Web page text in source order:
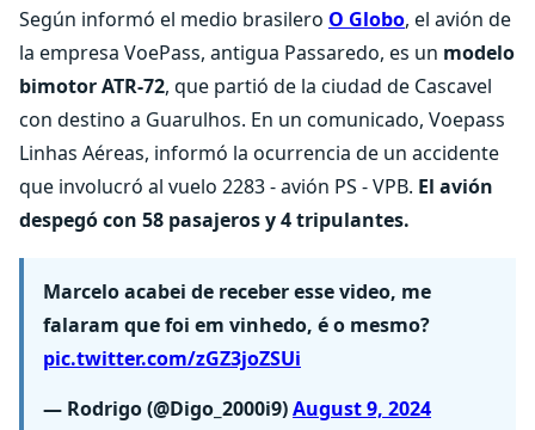
Según informó el medio brasilero O Globo, el avión de
la empresa VoePass, antigua Passaredo, es un modelo
bimotor ATR-72, que partió de la ciudad de Cascavel
con destino a Guarulhos. En un comunicado, Voepass
Linhas Aéreas, informó la ocurrencia de un accidente
que involucró al vuelo 2283 - avión PS - VPB. El avión
despegó con 58 pasajeros y 4 tripulantes.
Marcelo acabei de receber esse video, me
falaram que foi em vinhedo, é o mesmo?
pic.twitter.com/zGZ3joZSUi
— Rodrigo (@Digo_2000i9)August 9, 2024